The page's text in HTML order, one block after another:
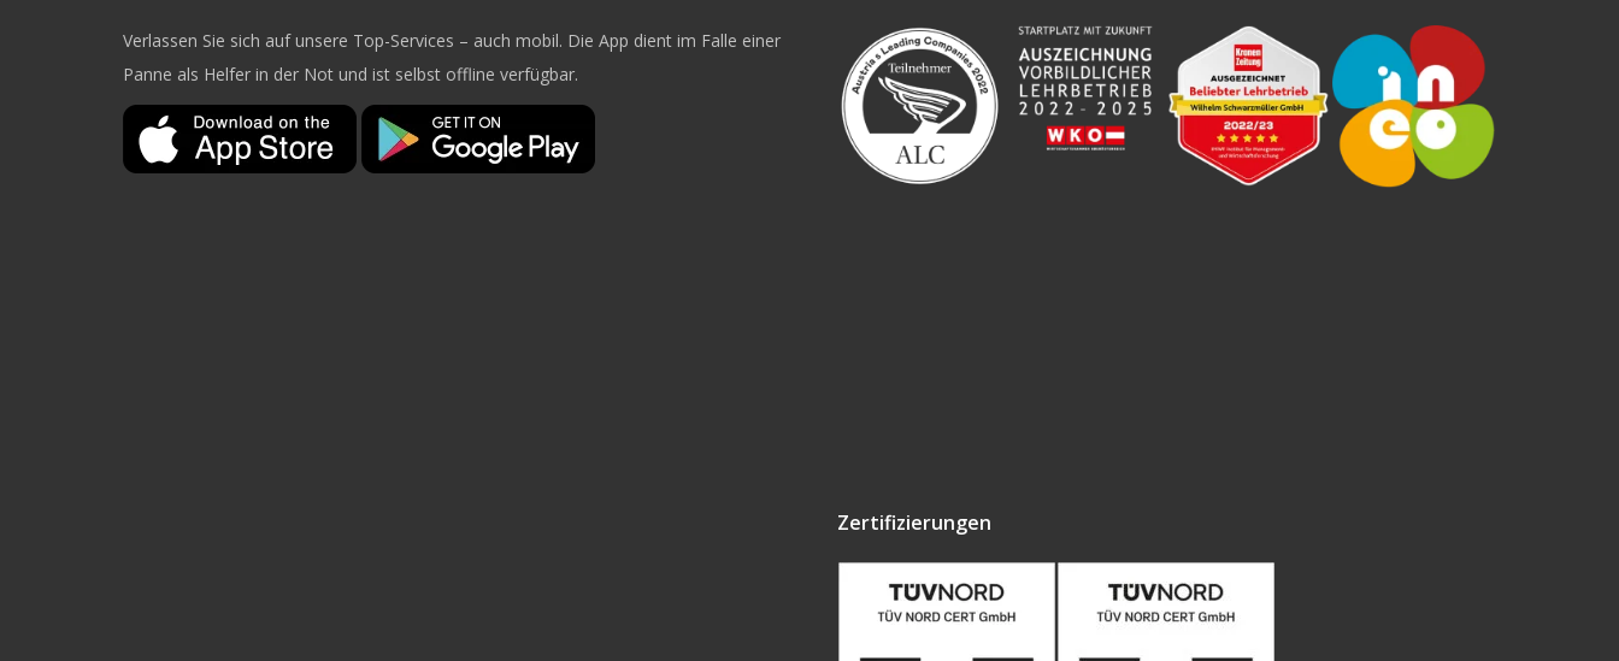
Verlassen Sie sich auf unsere Top-Services – auch mobil. Die App dient im Falle einer
Panne als Helfer in der Not und ist selbst offline verfügbar.
Zertifizierungen